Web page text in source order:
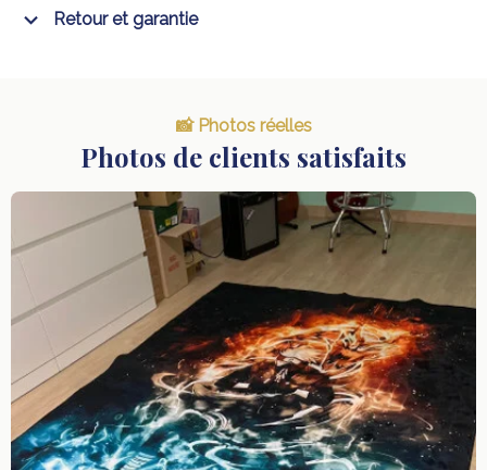
Retour et garantie
📸 Photos réelles
Photos de clients satisfaits